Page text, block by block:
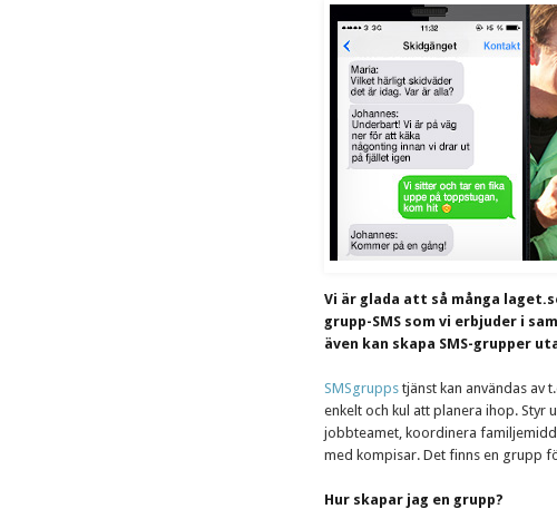
Vi är glada att så många
grupp-SMS som vi erbjuder i
även kan skapa SMS-grupper
SMSgrupps tjänst kan användas av
enkelt och kul att planera ihop. Styr
jobbteamet, koordinera
med kompisar. Det finns en grupp
Hur skapar jag en grupp?